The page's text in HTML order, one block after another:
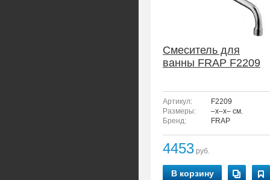
Смеситель для
ванны FRAP F2209
Артикул:
F2209
Размеры:
–x–x– см.
Бренд:
FRAP
4453 руб.
В корзину